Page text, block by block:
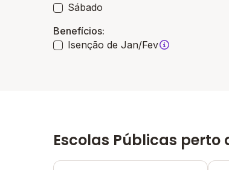
Sábado
Benefícios:
Isenção de Jan/Fev
Escolas Públicas perto